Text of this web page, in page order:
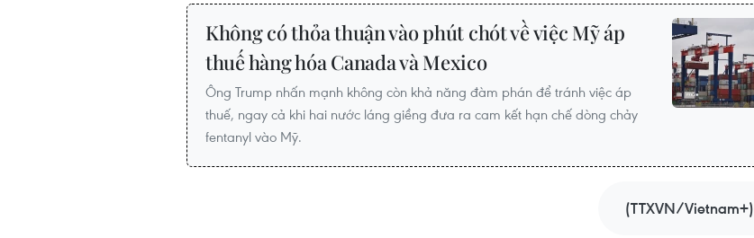
Không có thỏa thuận vào phút chót về việc Mỹ áp
thuế hàng hóa Canada và Mexico
Ông Trump nhấn mạnh không còn khả năng đàm phán để tránh việc áp
thuế, ngay cả khi hai nước láng giềng đưa ra cam kết hạn chế dòng chảy
fentanyl vào Mỹ.
(TTXVN/Vietnam+)